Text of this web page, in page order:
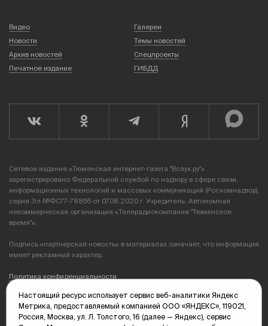
Видео
Галереи
Новости
Темы новостей
Архив новостей
Спецпроекты
Печатное издание
ГИБДД
Сетевое издание «Тюменская интернет-газета "Вслух.ру"»
зарегистрировано Федеральной службой по надзору в сфере связи,
информационных технологий и массовых коммуникаций (Роскомнадзор),
серия Эл №ФС77-78856 от 07.08.2020 г. Учредитель: Автономная
некоммерческая организация «Телерадиокомпания "Тюменское
время"».
Подпись «партнерская новость» в материалах означает, что информация
имеет рекламный характер.
Политика конфиденциальности
Редакция: 625035, Тюмень, пр. Геологоразведчиков, 28А
(3452) 68-89-05
edit@vsluh.ru
Настоящий ресурс использует сервис веб-аналитики Яндекс
Метрика, предоставляемый компанией ООО «ЯНДЕКС», 119021,
Россия, Москва, ул. Л. Толстого, 16 (далее — Яндекс), сервис